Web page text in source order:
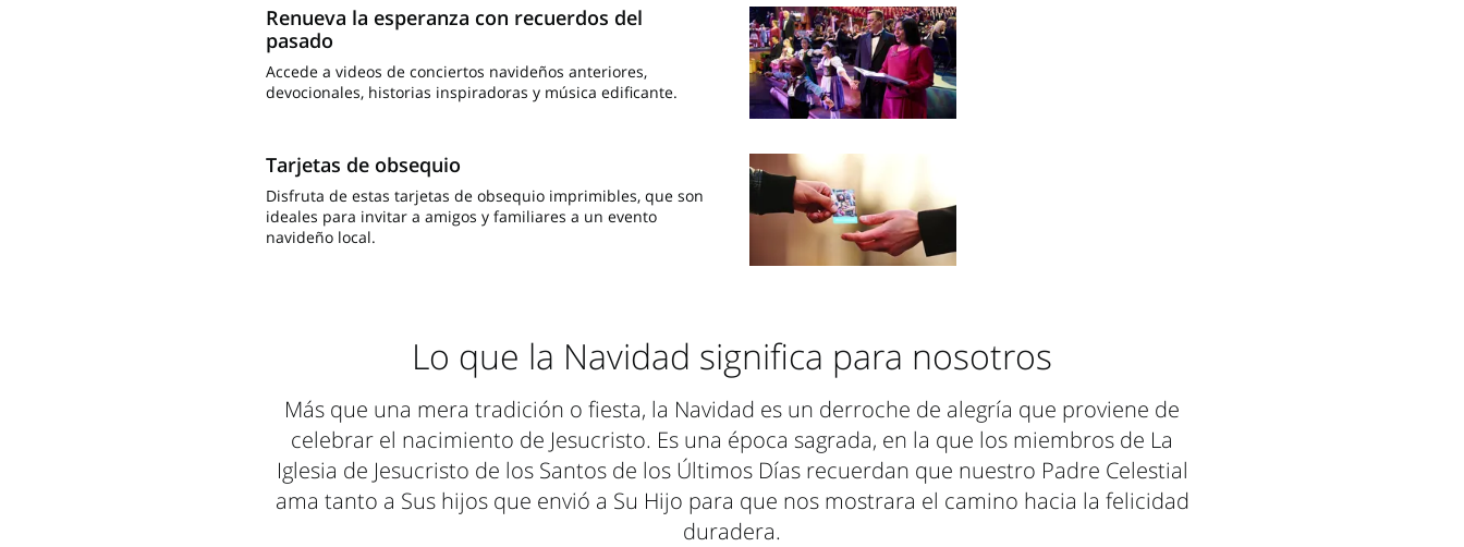
Renueva la esperanza con recuerdos del
pasado
Accede a videos de conciertos navideños anteriores,
devocionales, historias inspiradoras y música edificante.
Tarjetas de obsequio
Disfruta de estas tarjetas de obsequio imprimibles, que son
ideales para invitar a amigos y familiares a un evento
navideño local.
Lo que la Navidad significa para nosotros
Más que una mera tradición o fiesta, la Navidad es un derroche de alegría que proviene de
celebrar el nacimiento de Jesucristo. Es una época sagrada, en la que los miembros de La
Iglesia de Jesucristo de los Santos de los Últimos Días recuerdan que nuestro Padre Celestial
ama tanto a Sus hijos que envió a Su Hijo para que nos mostrara el camino hacia la felicidad
duradera.